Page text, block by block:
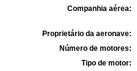
Companhia aérea:
Proprietário da aeronave:
Número de motores:
Tipo de motor: